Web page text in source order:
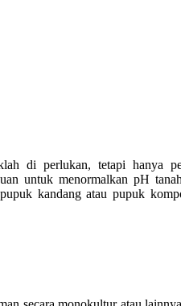
di perlukan, tetapi hanya
untuk menormalkan pH
kandang atau pupuk